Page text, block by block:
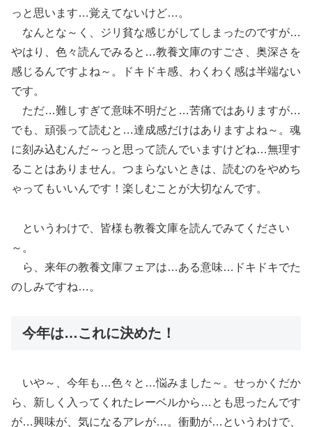
っと思います…覚えてないけど…。
なんとな～く、ジリ貧な感じがしてしまったのですが…
やはり、色々読んでみると…教養文庫のすごさ、奥深さを
感じるんですよね～。ドキドキ感、わくわく感は半端ない
です。
ただ…難しすぎて意味不明だと…苦痛ではありますが…
でも、頑張って読むと…達成感だけはありますよね～。魂
に刻み込むんだ～っと思って読んでいますけどね…無理す
ることはありません。つまらないときは、読むのをやめち
ゃってもいいんです！楽しむことが大切なんです。
というわけで、皆様も教養文庫を読んでみてください
～。
ら、来年の教養文庫フェアは…ある意味…ドキドキでた
のしみですね…。
今年は…これに決めた！
いや～、今年も…色々と…悩みました～。せっかくだか
ら、新しく入ってくれたレーベルから…とも思ったんです
が…興味が、気になるアレが…。衝動が…というわけで、